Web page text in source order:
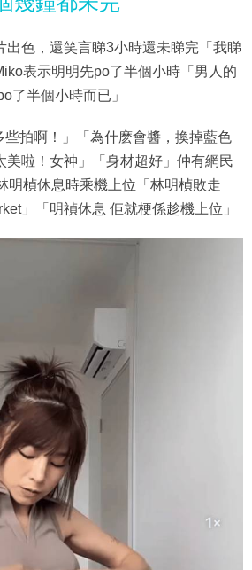
出色，還笑言睇3小時還未睇完「我睇
表示明明先po了半個小時「男人的
了半個小時而已」
些拍啊！」「為什麽會醬，換掉藍色
美啦！女神」「身材超好」仲有網民
明楨休息時乘機上位「林明楨敗走
」「明禎休息 佢就梗係趁機上位」